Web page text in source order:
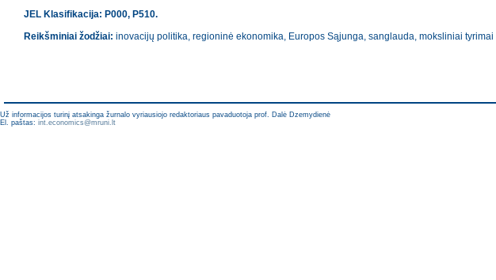
JEL Klasifikacija: P000, P510.
Reikšminiai žodžiai: inovacijų politika, regioninė ekonomika, Europos Sąjunga, sanglauda, moksliniai
Už informacijos turinį atsakinga žurnalo vyriausiojo redaktoriaus pavaduotoja prof. Dalė Dzemydienė
El. paštas: int.economics@mruni.lt